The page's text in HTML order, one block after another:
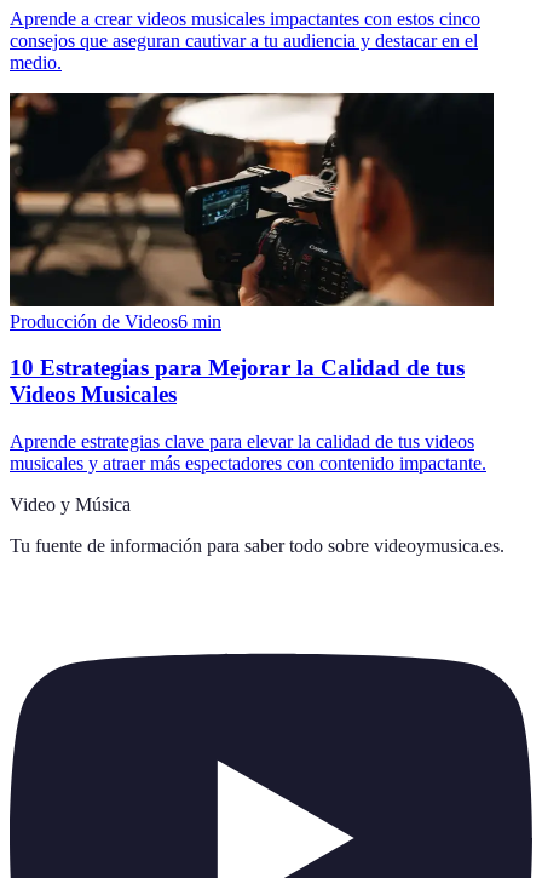
Aprende a crear videos musicales impactantes con estos cinco
consejos que aseguran cautivar a tu audiencia y destacar en el
medio.
Producción de Videos6 min
10 Estrategias para Mejorar la Calidad de tus
Videos Musicales
Aprende estrategias clave para elevar la calidad de tus videos
musicales y atraer más espectadores con contenido impactante.
Video y Música
Tu fuente de información para saber todo sobre videoymusica.es.